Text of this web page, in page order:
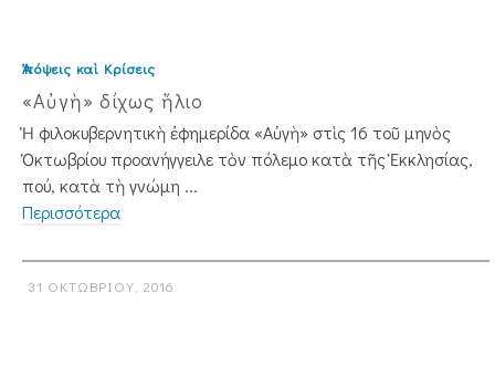
Ἀπόψεις καὶ Κρίσεις
«Αὐγὴ» δίχως ἥλιο
Ἡ φιλοκυβερνητικὴ ἐφημερίδα «Αὐ­γὴ» στὶς 16 τοῦ μηνὸς
Ὀκτωβρίου προανήγγειλε τὸν πόλεμο κατὰ τῆς Ἐκκλησίας,
πού, κατὰ τὴ γνώμη ...
Περισσότερα
31 ΟΚΤΩΒΡΊΟΥ, 2016